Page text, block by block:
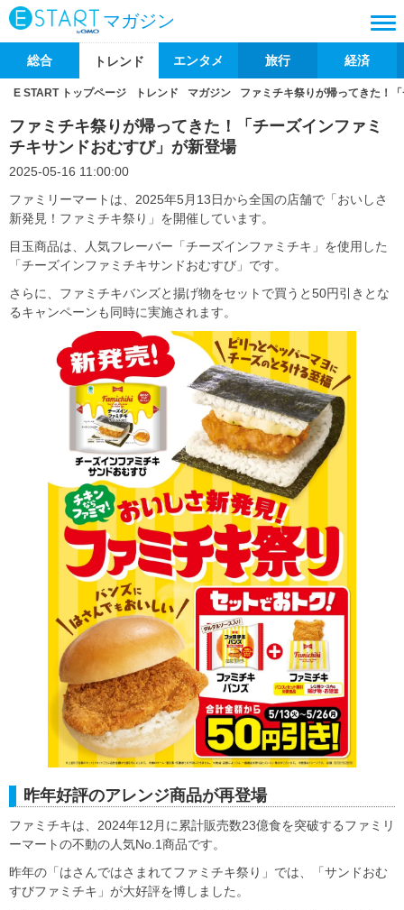
マガジン
総合 トレンド エンタメ 旅行 経済
E START トップページ トレンド マガジン ファミチキ祭りが帰ってきた！
ファミチキ祭りが帰ってきた！「チーズインファミ
チキサンドおむすび」が新登場
2025-05-16 11:00:00
ファミリーマートは、2025年5月13日から全国の店舗で「おいしさ
新発見！ファミチキ祭り」を開催しています。
目玉商品は、人気フレーバー「チーズインファミチキ」を使用した
「チーズインファミチキサンドおむすび」です。
さらに、ファミチキバンズと揚げ物をセットで買うと50円引きとな
るキャンペーンも同時に実施されます。
昨年好評のアレンジ商品が再登場
ファミチキは、2024年12月に累計販売数23億食を突破するファミリ
ーマートの不動の人気No.1商品です。
昨年の「はさんではさまれてファミチキ祭り」では、「サンドおむ
すびファミチキ」が大好評を博しました。